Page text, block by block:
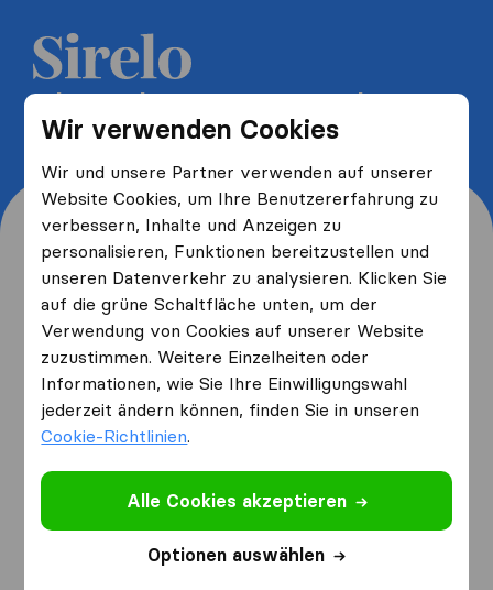
Wir verwenden Cookies
Wir und unsere Partner verwenden auf unserer
Website Cookies, um Ihre Benutzererfahrung zu
verbessern, Inhalte und Anzeigen zu
personalisieren, Funktionen bereitzustellen und
unseren Datenverkehr zu analysieren. Klicken Sie
auf die grüne Schaltfläche unten, um der
Verwendung von Cookies auf unserer Website
zuzustimmen. Weitere Einzelheiten oder
Informationen, wie Sie Ihre Einwilligungswahl
jederzeit ändern können, finden Sie in unseren
Cookie-Richtlinien.
Alle Cookies akzeptieren
Optionen auswählen
5 kostenlose Umzugsangebote
erhalten und bis zu 40% sparen
Wo wohnen Sie jetzt und
wo ziehen Sie hin?
Ich ziehevon
Ich ziehenach